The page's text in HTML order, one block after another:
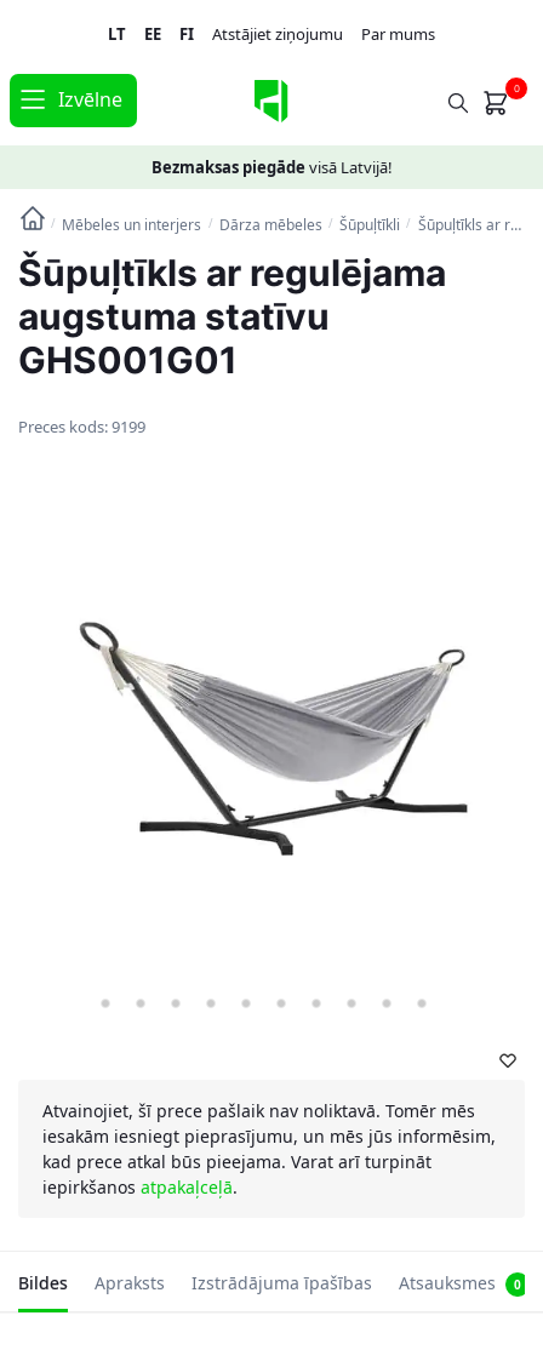
navigation
content
LT EE FI Atstājiet ziņojumu Par mums
Izvēlne 0
Bezmaksas piegāde visā Latvijā!
/ Mēbeles un interjers / Dārza mēbeles / Šūpuļtīkli / Šūpuļtīkls ar regulējama augstuma statīvu GHS001G01
Šūpuļtīkls ar regulējama
augstuma statīvu
GHS001G01
Preces kods:9199
Atvainojiet, šī prece pašlaik nav noliktavā. Tomēr mēs
iesakām iesniegt pieprasījumu, un mēs jūs informēsim,
kad prece atkal būs pieejama. Varat arī turpināt
iepirkšanos atpakaļceļā.
Bildes Apraksts Izstrādājuma īpašības Atsauksmes 0